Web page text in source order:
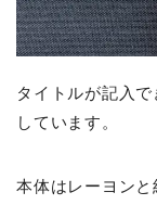
タイトルが記入
しています。
本体はレーヨンと